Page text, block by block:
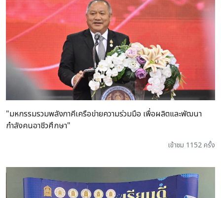
"มหกรรมรวมพลังภาคีเครือข่ายความร่วมมือ เพื่อผลิตและพัฒนา
กำลังคนอาชีวศึกษา"
เข้าชม 1152 ครั้ง